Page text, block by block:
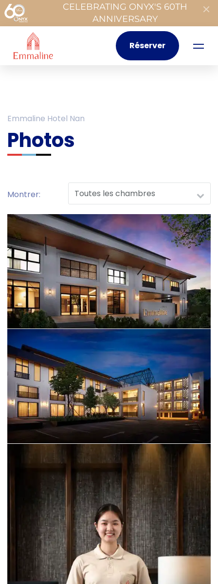
CELEBRATING ONYX'S 60TH
ANNIVERSARY
Réserver
Emmaline Hotel Nan
Photos
Montrer: